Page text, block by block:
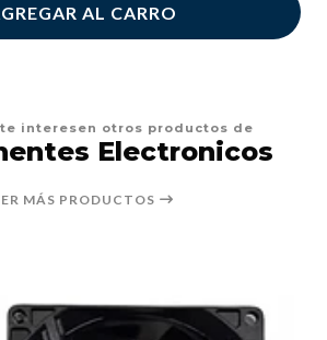
AL CARRO
interesen otros productos de
Electronicos
MÁS PRODUCTOS